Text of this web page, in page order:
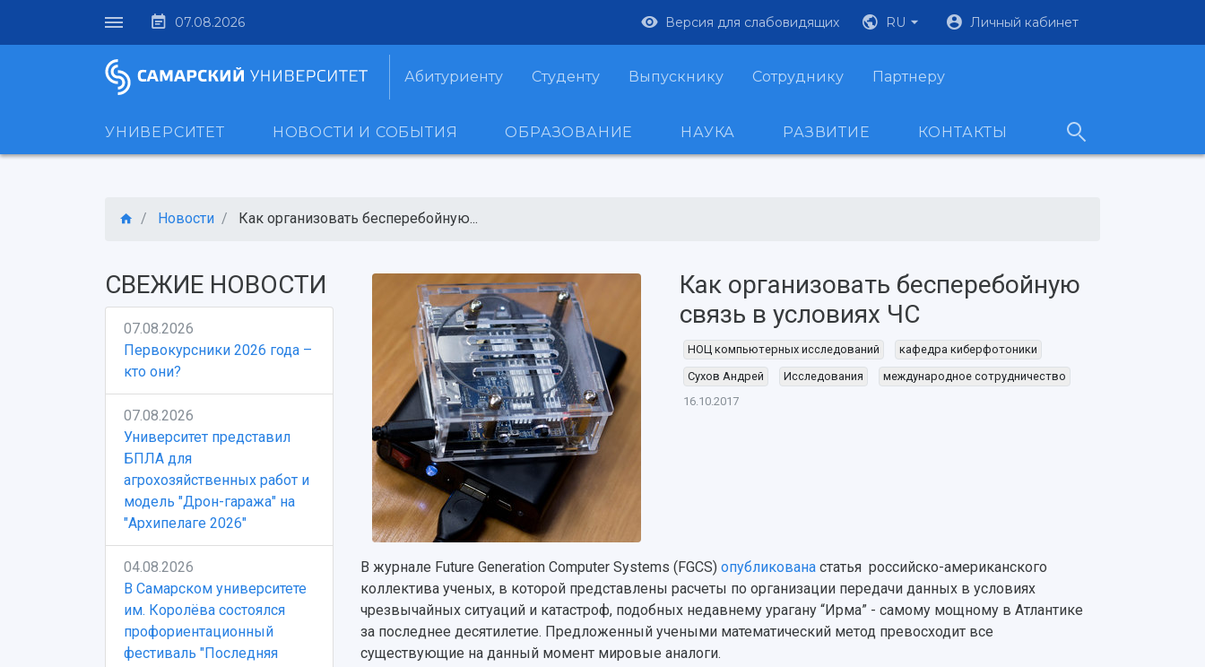
07.08.2026 Версия для слабовидящих RU Личный кабинет
Абитуриенту Студенту Выпускнику Сотруднику Партнеру
УНИВЕРСИТЕТ НОВОСТИ И СОБЫТИЯ ОБРАЗОВАНИЕ НАУКА РАЗВИТИЕ КОНТАКТЫ
Новости Как организовать бесперебойную...
СВЕЖИЕ НОВОСТИ
07.08.2026
Первокурсники 2026 года –
кто они?
07.08.2026
Университет представил
БПЛА для
агрохозяйственных работ и
модель "Дрон-гаража" на
"Архипелаге 2026"
04.08.2026
В Самарском университете
им. Королёва состоялся
профориентационный
фестиваль "Последняя
Как организовать бесперебойную
связь в условиях ЧС
НОЦ компьютерных исследований
кафедра киберфотоники
Сухов Андрей
Исследования
международное сотрудничество
16.10.2017
В журнале Future Generation Computer Systems (FGCS) опубликована статья российско-американского
коллектива ученых, в которой представлены расчеты по организации передачи данных в условиях
чрезвычайных ситуаций и катастроф, подобных недавнему урагану “Ирма” - самому мощному в Атлантике
за последнее десятилетие. Предложенный учеными математический метод превосходит все
существующие на данный момент мировые аналоги.